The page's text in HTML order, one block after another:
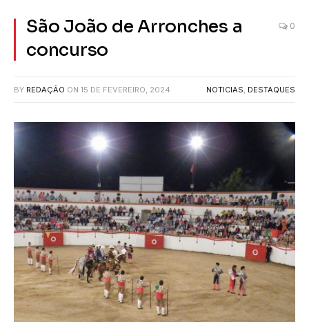
São João de Arronches a
concurso
0
BY REDAÇÃO ON 15 DE FEVEREIRO, 2024 NOTICIAS, DESTAQUES